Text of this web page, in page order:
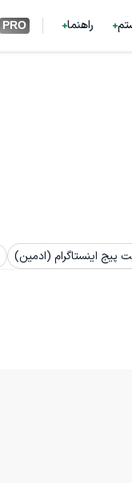
راهنما PRO
پیج اینستاگرام (ادمین)